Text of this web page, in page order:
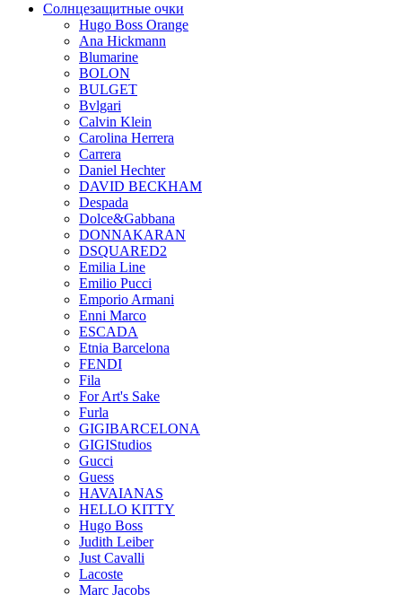
Солнцезащитные очки
Hugo Boss Orange
Ana Hickmann
Blumarine
BOLON
BULGET
Bvlgari
Calvin Klein
Carolina Herrera
Carrera
Daniel Hechter
DAVID BECKHAM
Despada
Dolce&Gabbana
DONNAKARAN
DSQUARED2
Emilia Line
Emilio Pucci
Emporio Armani
Enni Marco
ESCADA
Etnia Barcelona
FENDI
Fila
For Art's Sake
Furla
GIGIBARCELONA
GIGIStudios
Gucci
Guess
HAVAIANAS
HELLO KITTY
Hugo Boss
Judith Leiber
Just Cavalli
Lacoste
Marc Jacobs